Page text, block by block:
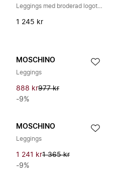
Leggings med broderad logotyp
1 245 kr
MOSCHINO
Leggings
888 kr977 kr
-9%
MOSCHINO
Leggings
1 241 kr1 365 kr
-9%